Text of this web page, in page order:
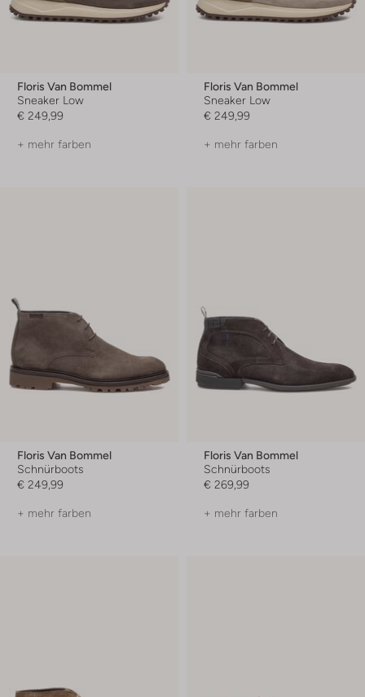
Floris Van Bommel
Sneaker Low
€ 249,99
+ mehr farben
Floris Van Bommel
Sneaker Low
€ 249,99
+ mehr farben
Floris Van Bommel
Schnürboots
€ 249,99
+ mehr farben
Floris Van Bommel
Schnürboots
€ 269,99
+ mehr farben